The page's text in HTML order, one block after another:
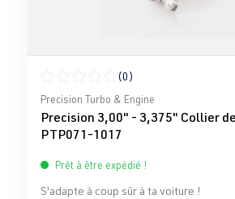
Note moyenne de 0 sur 5 étoiles
(0)
Precision Turbo & Engine
Precision 3,00" - 3,375" Collier
PTP071-1017
Prêt à être expédié !
S'adapte à coup sûr à ta voiture !